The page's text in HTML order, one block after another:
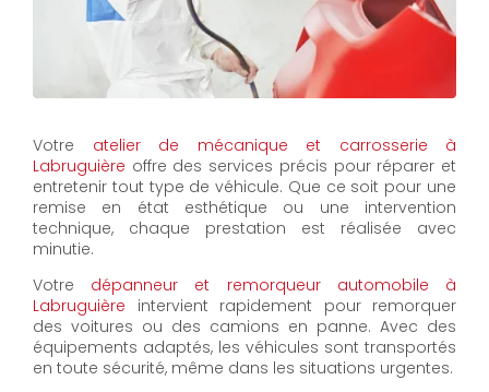
Votre atelier de mécanique et carrosserie à
Labruguière offre des services précis pour réparer et
entretenir tout type de véhicule. Que ce soit pour une
remise en état esthétique ou une intervention
technique, chaque prestation est réalisée avec
minutie.
Votre dépanneur et remorqueur automobile à
Labruguière intervient rapidement pour remorquer
des voitures ou des camions en panne. Avec des
équipements adaptés, les véhicules sont transportés
en toute sécurité, même dans les situations urgentes.